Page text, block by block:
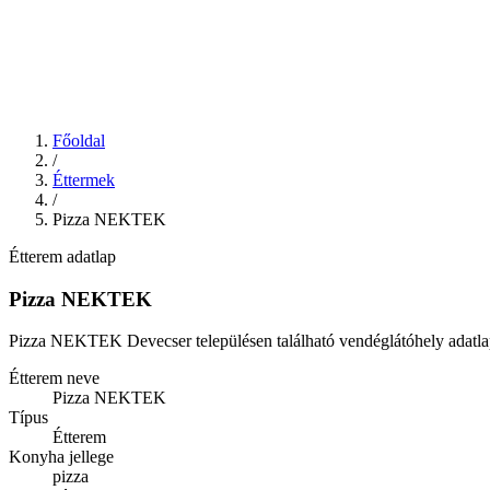
Főoldal
/
Éttermek
/
Pizza NEKTEK
Étterem adatlap
Pizza NEKTEK
Pizza NEKTEK Devecser településen található vendéglátóhely
Étterem neve
Pizza NEKTEK
Típus
Étterem
Konyha jellege
pizza